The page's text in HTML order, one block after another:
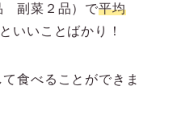
副菜２品）で平均
いいことばかり！
食べることができま